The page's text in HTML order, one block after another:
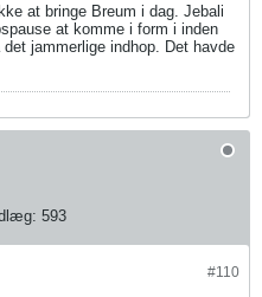
at bringe Breum i dag. Jebali
at komme i form i inden
jammerlige indhop. Det havde
593
#110